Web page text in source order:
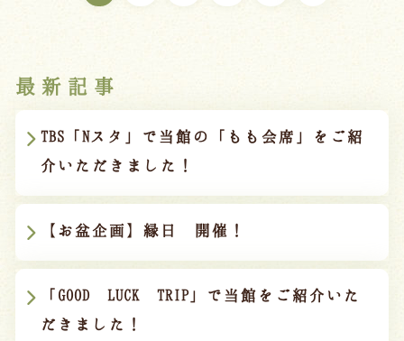
最新記事
TBS「Nスタ」で当館の「もも会席」をご紹
介いただきました！
【お盆企画】縁日 開催！
「GOOD LUCK TRIP」で当館をご紹介いた
だきました！